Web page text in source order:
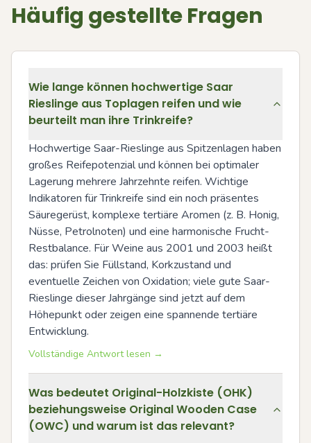
Häufig gestellte Fragen
Wie lange können hochwertige Saar
Rieslinge aus Toplagen reifen und wie
beurteilt man ihre Trinkreife?
Hochwertige Saar-Rieslinge aus Spitzenlagen haben
großes Reifepotenzial und können bei optimaler
Lagerung mehrere Jahrzehnte reifen. Wichtige
Indikatoren für Trinkreife sind ein noch präsentes
Säuregerüst, komplexe tertiäre Aromen (z. B. Honig,
Nüsse, Petrolnoten) und eine harmonische Frucht-
Restbalance. Für Weine aus 2001 und 2003 heißt
das: prüfen Sie Füllstand, Korkzustand und
eventuelle Zeichen von Oxidation; viele gute Saar-
Rieslinge dieser Jahrgänge sind jetzt auf dem
Höhepunkt oder zeigen eine spannende tertiäre
Entwicklung.
Vollständige Antwort lesen →
Was bedeutet Original-Holzkiste (OHK)
beziehungsweise Original Wooden Case
(OWC) und warum ist das relevant?